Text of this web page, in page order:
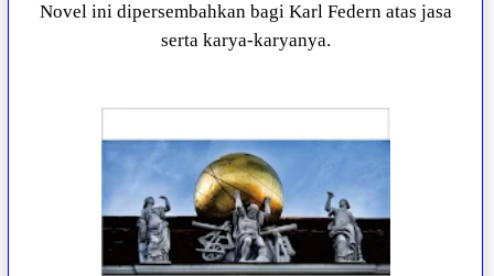
Novel ini dipersembahkan bagi Karl Federn atas jasa
serta karya-karyanya.